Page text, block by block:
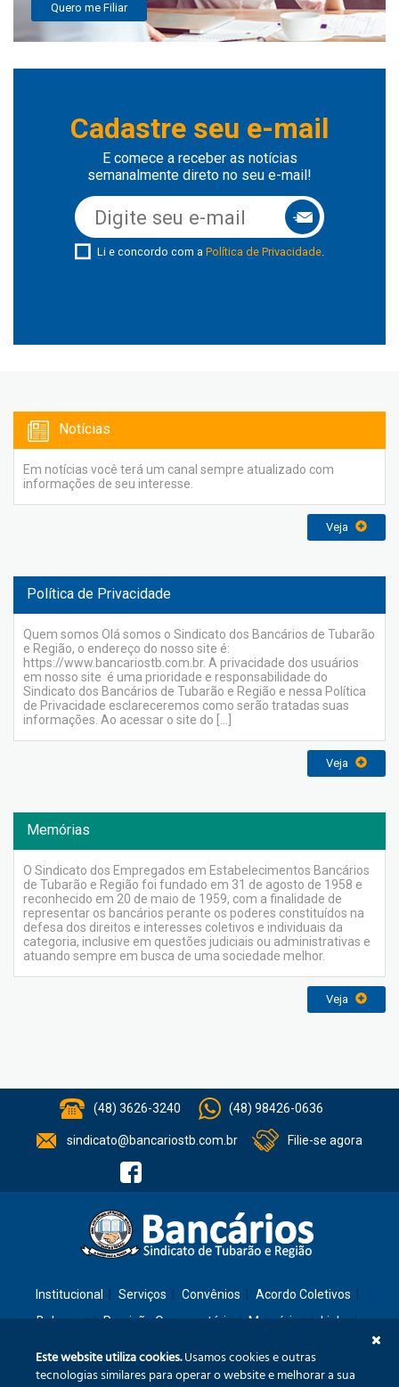
Quero me Filiar
Cadastre seu e-mail
E comece a receber as notícias
semanalmente direto no seu e-mail!
Li e concordo com a Política de Privacidade.
Notícias
Em notícias você terá um canal sempre atualizado com
informações de seu interesse.
Veja
Política de Privacidade
Quem somos Olá somos o Sindicato dos Bancários de Tubarão
e Região, o endereço do nosso site é:
https://www.bancariostb.com.br. A privacidade dos usuários
em nosso site é uma prioridade e responsabilidade do
Sindicato dos Bancários de Tubarão e Região e nessa Política
de Privacidade esclareceremos como serão tratadas suas
informações. Ao acessar o site do […]
Veja
Memórias
O Sindicato dos Empregados em Estabelecimentos Bancários
de Tubarão e Região foi fundado em 31 de agosto de 1958 e
reconhecido em 20 de maio de 1959, com a finalidade de
representar os bancários perante os poderes constituídos na
defesa dos direitos e interesses coletivos e individuais da
categoria, inclusive em questões judiciais ou administrativas e
atuando sempre em busca de uma sociedade melhor.
Veja
(48) 3626-3240 (48) 98426-0636
sindicato@bancariostb.com.br Filie-se agora
Institucional Serviços Convênios
Acordo Coletivos
Balanços
Previsão Orçamentária Memórias
Links
Este website utiliza cookies.Usamos cookies e outras
tecnologias similares para operar o website e melhorar a sua